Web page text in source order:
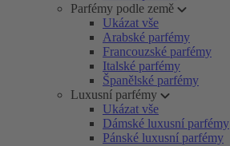
Parfémy podle země
Ukázat vše
Arabské parfémy
Francouzské parfémy
Italské parfémy
Španělské parfémy
Luxusní parfémy
Ukázat vše
Dámské luxusní parfémy
Pánské luxusní parfémy